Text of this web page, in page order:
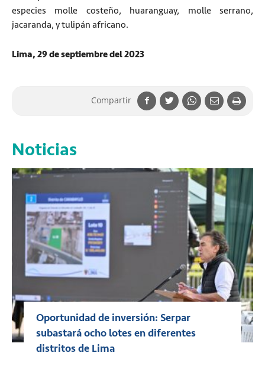
especies molle costeño, huaranguay, molle serrano,
jacaranda, y tulipán africano.
Lima, 29 de septiembre del 2023
Compartir
Noticias
Oportunidad de inversión: Serpar
subastará ocho lotes en diferentes
distritos de Lima